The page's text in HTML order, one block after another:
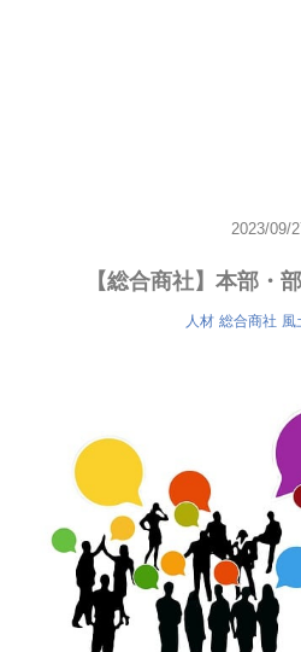
2023/09/
【総合商社】本部・
人材 総合商社 風